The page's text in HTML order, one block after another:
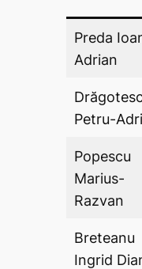
Preda
Adrian
Petru-
Popescu
Marius-
Razvan
Breteanu
Ingrid